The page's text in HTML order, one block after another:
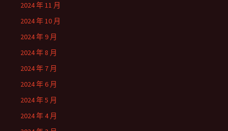
2024 年 11 月
2024 年 10 月
2024 年 9 月
2024 年 8 月
2024 年 7 月
2024 年 6 月
2024 年 5 月
2024 年 4 月